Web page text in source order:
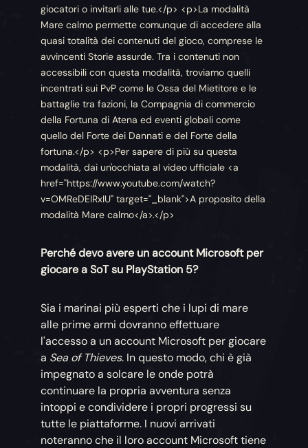
giocatori o invitarli alle tue.</p> <p>La modalità
Mare calmo permette comunque di accedere alla
quasi totalità dei contenuti del gioco, comprese le
avvincenti Storie assurde. Tra i contenuti non
accessibili con questa modalità, troviamo quelli
incentrati sui PvP come le Ossa del Mietitore e le
battaglie tra fazioni, la Compagnia di commercio
della Fortuna di Atena ed eventi globali come
quello del Forte dei Dannati e del Forte della
fortuna.</p> <p>Per sapere di più su questa
modalità, dai un'occhiata al video ufficiale <a
href="https://www.youtube.com/watch?
v=OMReDElRxIU" target="_blank">A proposito della
modalità Mare calmo</a>.</p>
Perché devo avere un account Microsoft per
giocare a SoT su PlayStation 5?
Sia i marinai più esperti che i lupi di mare
alle prime armi dovranno effettuare
l'accesso a un account Microsoft per giocare
a Sea of Thieves. In questo modo, chi è già
impegnato a solcare le onde potrà
continuare la propria avventura senza
intoppi e condividere i propri progressi su
tutte le piattaforme. I nuovi arrivati
noteranno che il loro account Microsoft tiene